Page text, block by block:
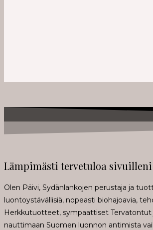
Lämpimästi tervetuloa
Olen Päivi, Sydänlankojen perustaja ja
luontoystävällisiä, nopeasti biohajoavia,
Herkkutuotteet, sympaattiset Tervatontut
nauttimaan Suomen luonnon antimista